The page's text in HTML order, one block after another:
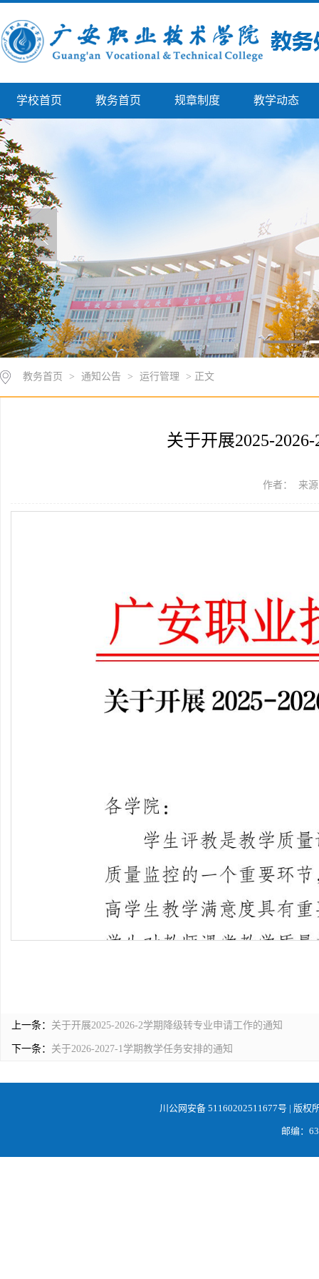
学校首页 教务首页 规章制度 教学动态
教务首页 > 通知公告 > 运行管理 > 正文
关于开展2025-
作者： 来
上一条： 关于开展2025-2026-2学期降级转专业申请工作的通知
下一条： 关于2026-2027-1学期教学任务安排的通知
川公网安备 51160202511677号 | 版权
邮编：